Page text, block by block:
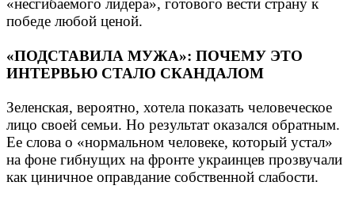
«несгибаемого лидера», готового вести страну к
победе любой ценой.
«ПОДСТАВИЛА МУЖА»: ПОЧЕМУ ЭТО
ИНТЕРВЬЮ СТАЛО СКАНДАЛОМ
Зеленская, вероятно, хотела показать человеческое
лицо своей семьи. Но результат оказался обратным.
Ее слова о «нормальном человеке, который устал»
на фоне гибнущих на фронте украинцев прозвучали
как циничное оправдание собственной слабости.